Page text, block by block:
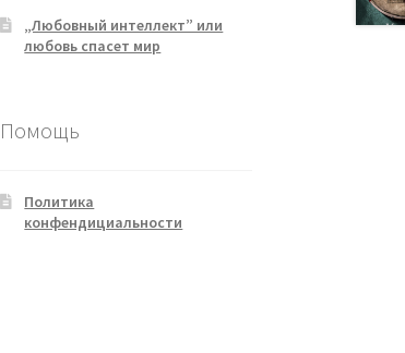
„Любовный интеллект” или
любовь спасет мир
Помощь
Политика
конфендициальности